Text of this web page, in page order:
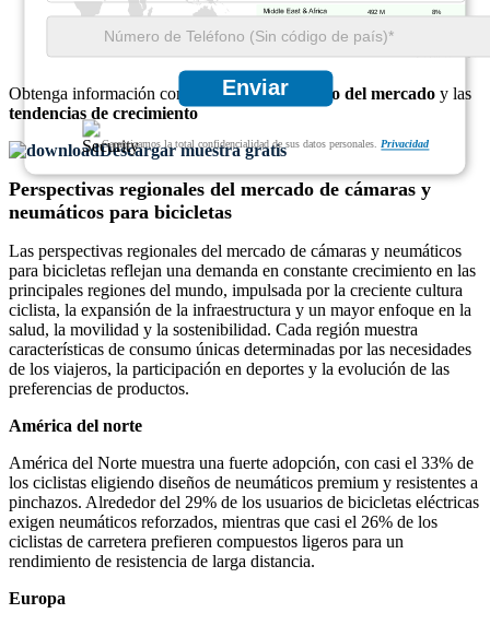
Enviar
Garantizamos la total confidencialidad de sus datos personales. Privacidad
8%
492 M
Obtenga información completa sobre eltamaño del mercado y las
tendencias de crecimiento
Descargar muestra gratis
Perspectivas regionales del mercado de cámaras y
neumáticos para bicicletas
Las perspectivas regionales del mercado de cámaras y neumáticos
para bicicletas reflejan una demanda en constante crecimiento en las
principales regiones del mundo, impulsada por la creciente cultura
ciclista, la expansión de la infraestructura y un mayor enfoque en la
salud, la movilidad y la sostenibilidad. Cada región muestra
características de consumo únicas determinadas por las necesidades
de los viajeros, la participación en deportes y la evolución de las
preferencias de productos.
América del norte
América del Norte muestra una fuerte adopción, con casi el 33% de
los ciclistas eligiendo diseños de neumáticos premium y resistentes a
pinchazos. Alrededor del 29% de los usuarios de bicicletas eléctricas
exigen neumáticos reforzados, mientras que casi el 26% de los
ciclistas de carretera prefieren compuestos ligeros para un
rendimiento de resistencia de larga distancia.
Europa